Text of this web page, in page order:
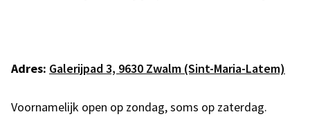
Adres: Galerijpad 3, 9630 Zwalm (Sint-Maria-Latem)
Voornamelijk open op zondag, soms op zaterdag.